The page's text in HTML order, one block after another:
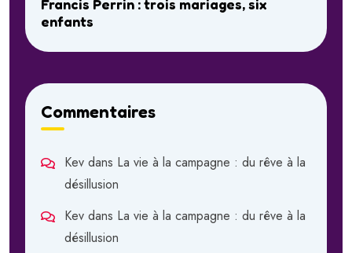
Francis Perrin : trois mariages, six
enfants
Commentaires
Kev dans La vie à la campagne : du rêve à la
désillusion
Kev dans La vie à la campagne : du rêve à la
désillusion